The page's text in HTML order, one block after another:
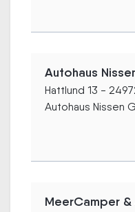
Autohaus
Hattlund 13 -
Autohaus Nissen
MeerCamper